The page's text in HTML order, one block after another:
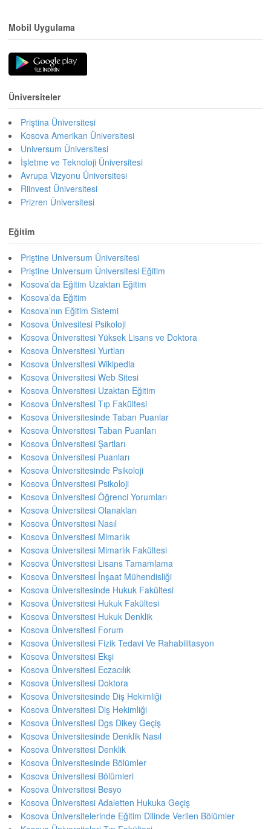
Mobil Uygulama
Üniversiteler
Priştina Üniversitesi
Kosova Amerikan Üniversitesi
Universum Üniversitesi
İşletme ve Teknoloji Üniversitesi
Avrupa Vizyonu Üniversitesi
Riinvest Üniversitesi
Prizren Üniversitesi
Eğitim
Priştine Universum Üniversitesi
Priştine Universum Üniversitesi Eğitim
Kosova’da Eğitim Uzaktan Eğitim
Kosova’da Eğitim
Kosova’nın Eğitim Sistemi
Kosova Ünivesitesi Psikoloji
Kosova Üniversitesi Yüksek Lisans ve Doktora
Kosova Üniversitesi Yurtları
Kosova Üniversitesi Wikipedia
Kosova Üniversitesi Web Sitesi
Kosova Üniversitesi Uzaktan Eğitim
Kosova Üniversitesi Tıp Fakültesi
Kosova Üniversitesinde Taban Puanlar
Kosova Üniversitesi Taban Puanları
Kosova Üniversitesi Şartları
Kosova Üniversitesi Puanları
Kosova Üniversitesinde Psikoloji
Kosova Üniversitesi Psikoloji
Kosova Üniversitesi Öğrenci Yorumları
Kosova Üniversitesi Olanakları
Kosova Üniversitesi Nasıl
Kosova Üniversitesi Mimarlık
Kosova Üniversitesi Mimarlık Fakültesi
Kosova Üniversitesi Lisans Tamamlama
Kosova Üniversitesi İnşaat Mühendisliği
Kosova Üniversitesinde Hukuk Fakültesi
Kosova Üniversitesi Hukuk Fakültesi
Kosova Üniversitesi Hukuk Denklik
Kosova Üniversitesi Forum
Kosova Üniversitesi Fizik Tedavi Ve Rahabilitasyon
Kosova Üniversitesi Ekşi
Kosova Üniversitesi Eczacılık
Kosova Üniversitesi Doktora
Kosova Üniversitesinde Diş Hekimliği
Kosova Üniversitesi Diş Hekimliği
Kosova Üniversitesi Dgs Dikey Geçiş
Kosova Üniversitesinde Denklik Nasıl
Kosova Üniversitesi Denklik
Kosova Üniversitesinde Bölümler
Kosova Üniversitesi Bölümleri
Kosova Üniversitesi Besyo
Kosova Üniversitesi Adaletten Hukuka Geçiş
Kosova Üniversitelerinde Eğitim Dilinde Verilen Bölümler